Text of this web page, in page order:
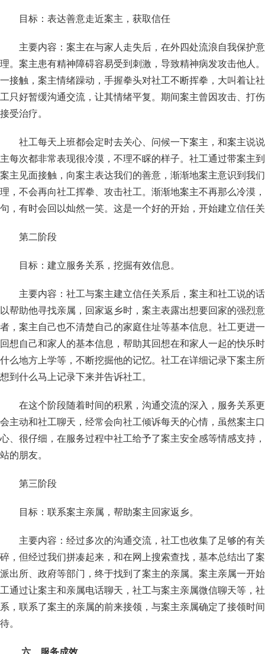
目标：表达善意走近案主，获取信任
主要内容：案主在与家人走失后，在外四处流浪自我保护
理。案主患有精神障碍容易受到刺激，导致精神病发攻击他人
一接触，案主情绪躁动，手握拳头对社工不断挥拳，大叫着让
工只好暂缓沟通交流，让其情绪平复。期间案主曾因攻击、打
接受治疗。
社工每天上班都会定时去关心、问候一下案主，和案主说
主每次都非常表现很冷漠，不理不睬的样子。社工通过带案主
案主见面接触，向案主表达我们的善意，渐渐地案主意识到我
理，不会再向社工挥拳、攻击社工。渐渐地案主不再那么冷漠
句，有时会回以灿然一笑。这是一个好的开始，开始建立信任
第二阶段
目标：建立服务关系，挖掘有效信息。
主要内容：社工与案主建立信任关系后，案主和社工说的
以帮助他寻找亲属，回家返乡时，案主表露出想要回家的强烈
者，案主自己也不清楚自己的家庭住址等基本信息。社工更进
回想自己和家人的基本信息，帮助其回想在和家人一起的快乐
什么地方上学等，不断挖掘他的记忆。社工在详细记录下案主
想到什么马上记录下来并告诉社工。
在这个阶段随着时间的积累，沟通交流的深入，服务关系
会主动和社工聊天，经常会向社工倾诉每天的心情，虽然案主
心、很仔细，在服务过程中社工给予了案主安全感等情感支持
站的朋友。
第三阶段
目标：联系案主亲属，帮助案主回家返乡。
主要内容：经过多次的沟通交流，社工也收集了足够的有
碎，但经过我们拼凑起来，和在网上搜索查找，基本总结出了
派出所、政府等部门，终于找到了案主的亲属。案主亲属一开
工通过让案主和亲属电话聊天，社工与案主亲属微信聊天等，
系，联系了案主的亲属的前来接领，与案主亲属确定了接领时
待。
六、服务成效